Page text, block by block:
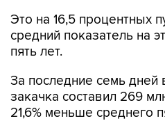
Это на 16,5 процентных
средний показатель на
пять лет.
За последние семь дней
закачка составил 269
21,6% меньше среднего